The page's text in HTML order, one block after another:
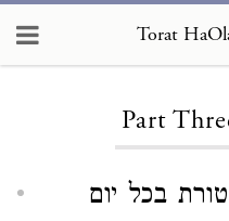
Torat
Part
בכל יום